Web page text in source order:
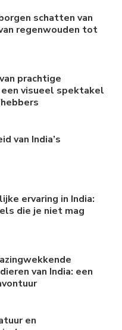
schatten van
regenwouden tot
prachtige
visueel spektakel
van India’s
ervaring in India:
die je niet mag
van India: een
en